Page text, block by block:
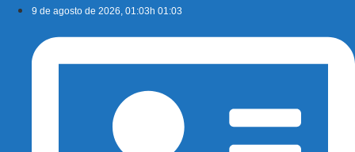
conteúdo
9 de agosto de 2026, 01:03h 01:03